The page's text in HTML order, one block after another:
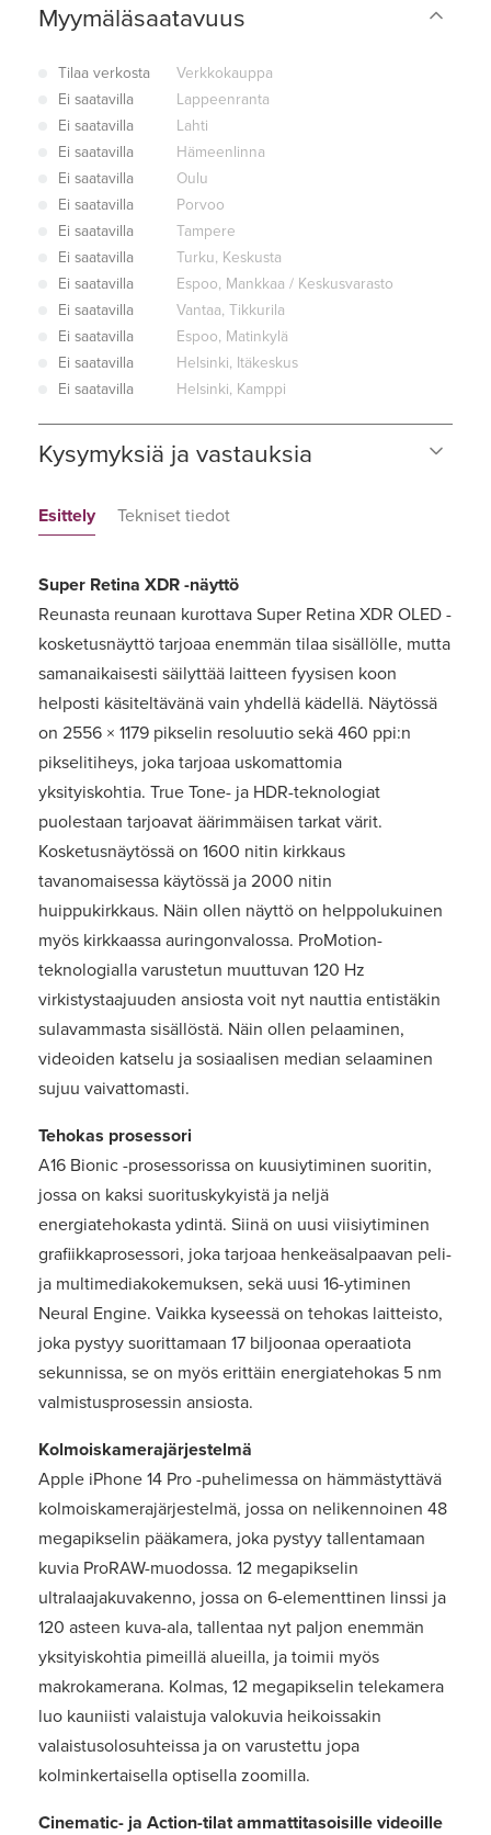
Myymäläsaatavuus
Tilaa verkosta
Verkkokauppa
Ei saatavilla
Lappeenranta
Ei saatavilla
Lahti
Ei saatavilla
Hämeenlinna
Ei saatavilla
Oulu
Ei saatavilla
Porvoo
Ei saatavilla
Tampere
Ei saatavilla
Turku, Keskusta
Ei saatavilla
Espoo, Mankkaa / Keskusvarasto
Ei saatavilla
Vantaa, Tikkurila
Ei saatavilla
Espoo, Matinkylä
Ei saatavilla
Helsinki, Itäkeskus
Ei saatavilla
Helsinki, Kamppi
Kysymyksiä ja vastauksia
Esittely Tekniset tiedot
Super Retina XDR -näyttö
Reunasta reunaan kurottava Super Retina XDR OLED -
kosketusnäyttö tarjoaa enemmän tilaa sisällölle, mutta
samanaikaisesti säilyttää laitteen fyysisen koon
helposti käsiteltävänä vain yhdellä kädellä. Näytössä
on 2556 × 1179 pikselin resoluutio sekä 460 ppi:n
pikselitiheys, joka tarjoaa uskomattomia
yksityiskohtia. True Tone- ja HDR-teknologiat
puolestaan tarjoavat äärimmäisen tarkat värit.
Kosketusnäytössä on 1600 nitin kirkkaus
tavanomaisessa käytössä ja 2000 nitin
huippukirkkaus. Näin ollen näyttö on helppolukuinen
myös kirkkaassa auringonvalossa. ProMotion-
teknologialla varustetun muuttuvan 120 Hz
virkistystaajuuden ansiosta voit nyt nauttia entistäkin
sulavammasta sisällöstä. Näin ollen pelaaminen,
videoiden katselu ja sosiaalisen median selaaminen
sujuu vaivattomasti.
Tehokas prosessori
A16 Bionic -prosessorissa on kuusiytiminen suoritin,
jossa on kaksi suorituskykyistä ja neljä
energiatehokasta ydintä. Siinä on uusi viisiytiminen
grafiikkaprosessori, joka tarjoaa henkeäsalpaavan peli-
ja multimediakokemuksen, sekä uusi 16-ytiminen
Neural Engine. Vaikka kyseessä on tehokas laitteisto,
joka pystyy suorittamaan 17 biljoonaa operaatiota
sekunnissa, se on myös erittäin energiatehokas 5 nm
valmistusprosessin ansiosta.
Kolmoiskamerajärjestelmä
Apple iPhone 14 Pro -puhelimessa on hämmästyttävä
kolmoiskamerajärjestelmä, jossa on nelikennoinen 48
megapikselin pääkamera, joka pystyy tallentamaan
kuvia ProRAW-muodossa. 12 megapikselin
ultralaajakuvakenno, jossa on 6-elementtinen linssi ja
120 asteen kuva-ala, tallentaa nyt paljon enemmän
yksityiskohtia pimeillä alueilla, ja toimii myös
makrokamerana. Kolmas, 12 megapikselin telekamera
luo kauniisti valaistuja valokuvia heikoissakin
valaistusolosuhteissa ja on varustettu jopa
kolminkertaisella optisella zoomilla.
Cinematic- ja Action-tilat ammattitasoisille videoille